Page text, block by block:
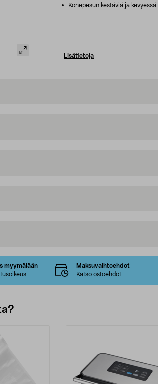
Konepesun kestäviä ja
Lisätietoja
myymälään
Maksuvaihtoehdot
Katso ostoehdot